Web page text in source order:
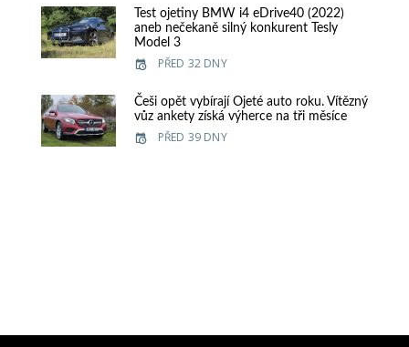
Test ojetiny BMW i4 eDrive40 (2022)
aneb nečekaně silný konkurent Tesly
Model 3
PŘED 32 DNY
Češi opět vybírají Ojeté auto roku. Vítězný
vůz ankety získá výherce na tři měsíce
PŘED 39 DNY